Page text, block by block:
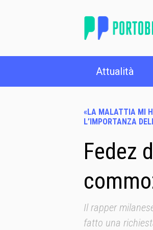
Attualità
«LA MALATTIA MI
L’IMPORTANZA
Fedez
Il rapper
fatto una